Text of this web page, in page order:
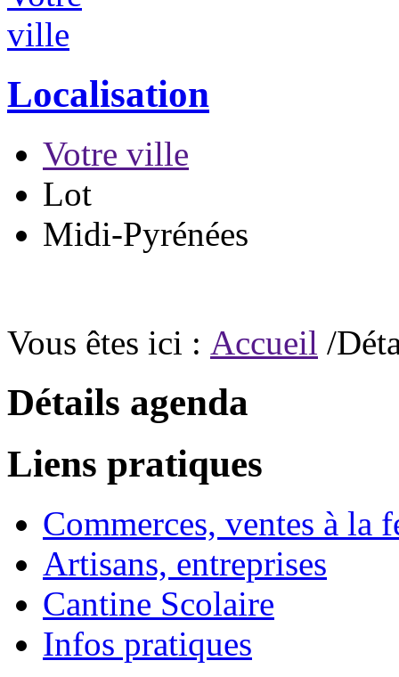
Localisation
Votre ville
Lot
Midi-Pyrénées
Vous êtes ici : Accueil /
Détails agenda
Liens pratiques
Commerces, ventes à la
Artisans, entreprises
Cantine Scolaire
Infos pratiques